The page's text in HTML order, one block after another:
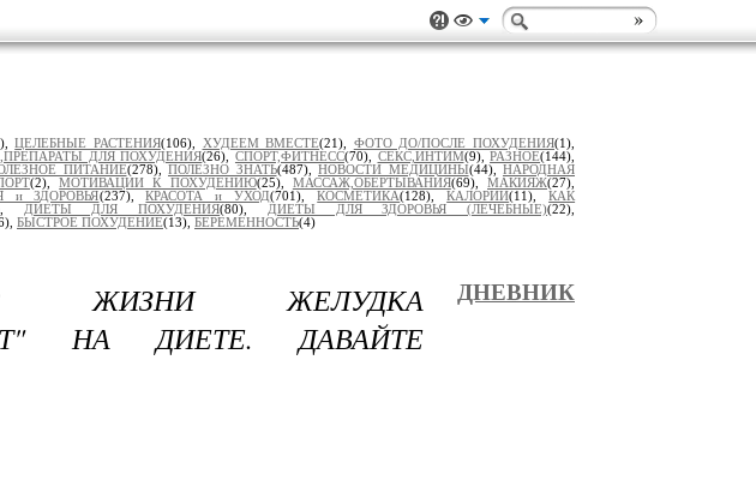
ЦЕЛЕБНЫЕ РАСТЕНИЯ(106), ХУДЕЕМ ВМЕСТЕ(21), ФОТО ДО/ПОСЛЕ ПОХУДЕНИЯ(1),
ДЛЯ ПОХУДЕНИЯ(26), СПОРТ,ФИТНЕСС(70), СЕКС,ИНТИМ(9),РАЗНОЕ(144),
ПИТАНИЕ(278), ПОЛЕЗНО ЗНАТЬ(487), НОВОСТИ МЕДИЦИНЫ(44), НАРОДНАЯ
(2),МОТИВАЦИИ К ПОХУДЕНИЮ(25), МАССАЖ,ОБЕРТЫВАНИЯ(69),МАКИЯЖ(27),
и ЗДОРОВЬЯ(237),КРАСОТА и УХОД(701),КОСМЕТИКА(128),КАЛОРИИ(11),КАК
ДИЕТЫ ДЛЯ ПОХУДЕНИЯ(80), ДИЕТЫ ДЛЯ ЗДОРОВЬЯ (ЛЕЧЕБНЫЕ)(22),
БЫСТРОЕ ПОХУДЕНИЕ(13), БЕРЕМЕННОСТЬ(4)
ЖИЗНИ ЖЕЛУДКА
НА ДИЕТЕ. ДАВАЙТЕ
ДНЕВНИК